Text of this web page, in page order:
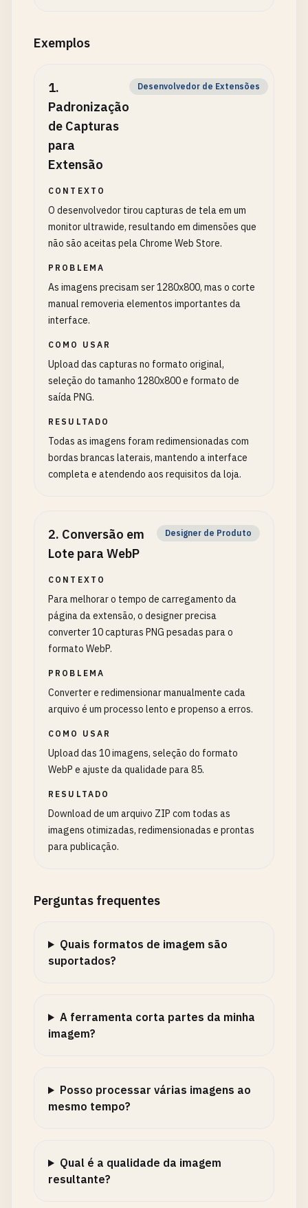
Exemplos
1.
Padronização
de Capturas
para
Extensão
Desenvolvedor de Extensões
CONTEXTO
O desenvolvedor tirou capturas de tela em um
monitor ultrawide, resultando em dimensões que
não são aceitas pela Chrome Web Store.
PROBLEMA
As imagens precisam ser 1280x800, mas o corte
manual removeria elementos importantes da
interface.
COMO USAR
Upload das capturas no formato original,
seleção do tamanho 1280x800 e formato de
saída PNG.
RESULTADO
Todas as imagens foram redimensionadas com
bordas brancas laterais, mantendo a interface
completa e atendendo aos requisitos da loja.
2. Conversão em
Lote para WebP
Designer de Produto
CONTEXTO
Para melhorar o tempo de carregamento da
página da extensão, o designer precisa
converter 10 capturas PNG pesadas para o
formato WebP.
PROBLEMA
Converter e redimensionar manualmente cada
arquivo é um processo lento e propenso a erros.
COMO USAR
Upload das 10 imagens, seleção do formato
WebP e ajuste da qualidade para 85.
RESULTADO
Download de um arquivo ZIP com todas as
imagens otimizadas, redimensionadas e prontas
para publicação.
Perguntas frequentes
Quais formatos de imagem são
suportados?
A ferramenta corta partes da minha
imagem?
Posso processar várias imagens ao
mesmo tempo?
Qual é a qualidade da imagem
resultante?